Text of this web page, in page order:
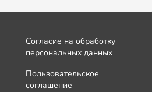
Согласие на обработку
персональных данных
Пользовательское
соглашение